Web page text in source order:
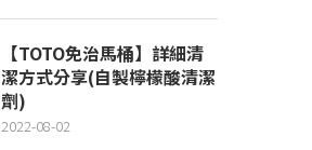
【TOTO免治馬桶】詳細清
潔方式分享(自製檸檬酸清潔
劑)
2022-08-02